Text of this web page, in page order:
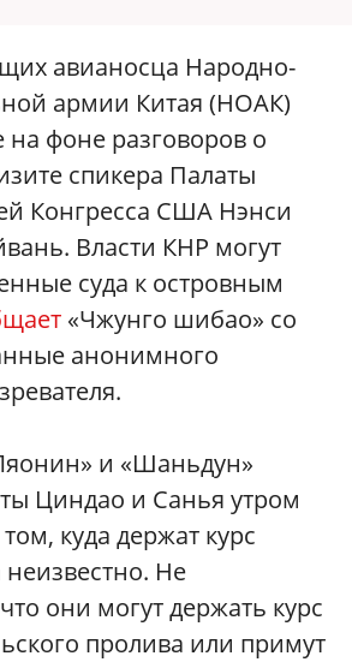
авианосца Народно-
армии Китая (НОАК)
фоне разговоров о
спикера Палаты
Конгресса США Нэнси
Власти КНР могут
суда к островным
«Чжунго шибао» со
анонимного
и «Шаньдун»
Циндао и Санья утром
куда держат курс
Не
они могут держать курс
пролива или примут